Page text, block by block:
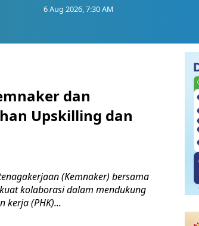
6 Aug 2026, 7:30 AM
dan
Upskilling dan
(Kemnaker) bersama
kolaborasi dalam mendukung
kerja (PHK)...